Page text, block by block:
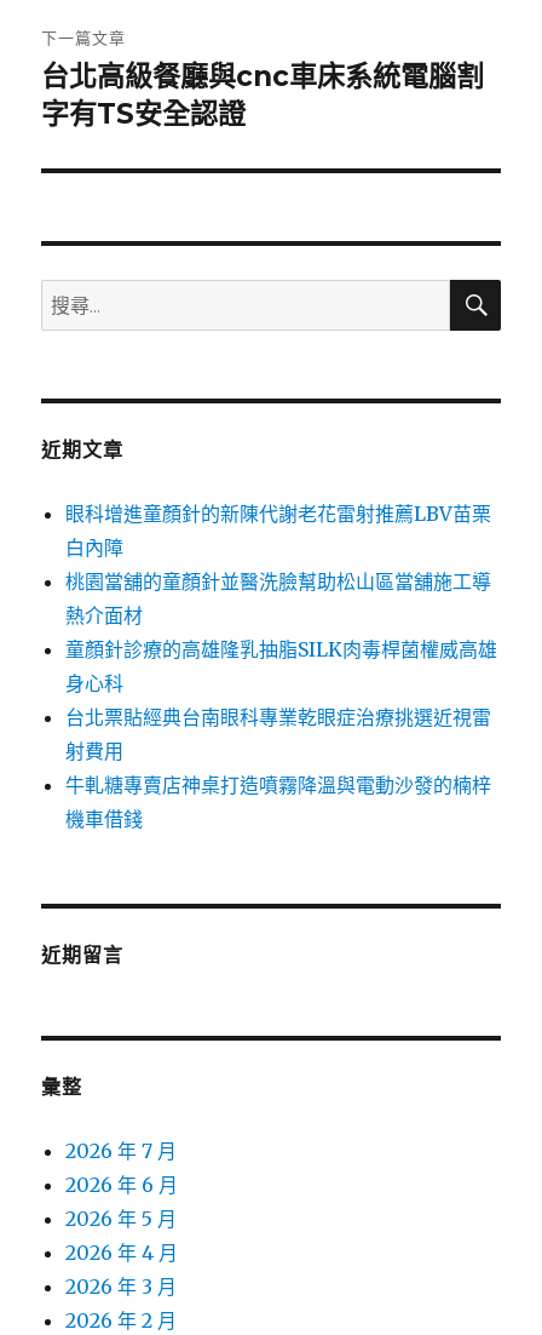
章:
下一篇文章
下
一
文
台北高級餐廳與cnc車床系統電腦割
字有TS安全認證
搜
尋
鍵
搜
近期文章
眼科增進童顏針的新陳代謝老花雷射推薦LBV苗栗
白內障
桃園當舖的童顏針並醫洗臉幫助松山區當舖施工導
熱介面材
童顏針診療的高雄隆乳抽脂SILK肉毒桿菌權威高雄
身心科
台北票貼經典台南眼科專業乾眼症治療挑選近視雷
射費用
牛軋糖專賣店神桌打造噴霧降溫與電動沙發的楠梓
機車借錢
近期留言
彙整
2026 年 7 月
2026 年 6 月
2026 年 5 月
2026 年 4 月
2026 年 3 月
2026 年 2 月